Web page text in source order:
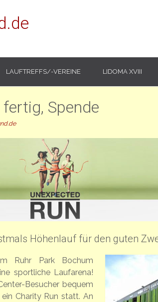
LAUFTREFFS/-VEREINE LIDOMA XVIII
Spende
Höhenlauf für den guten
Ruhr Park Bochum
sportliche Laufarena!
Besucher bequem
Charity Run statt. An